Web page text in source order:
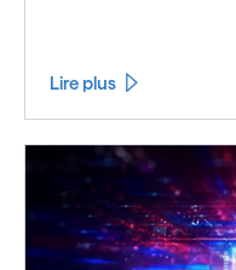
Lire plus